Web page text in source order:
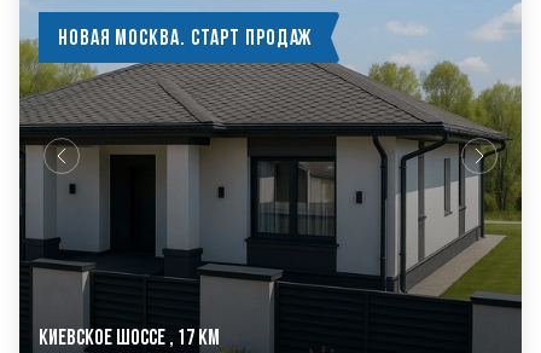
Новая Москва. Старт продаж
КИЕВСКОЕ ШОССЕ , 17 КМ